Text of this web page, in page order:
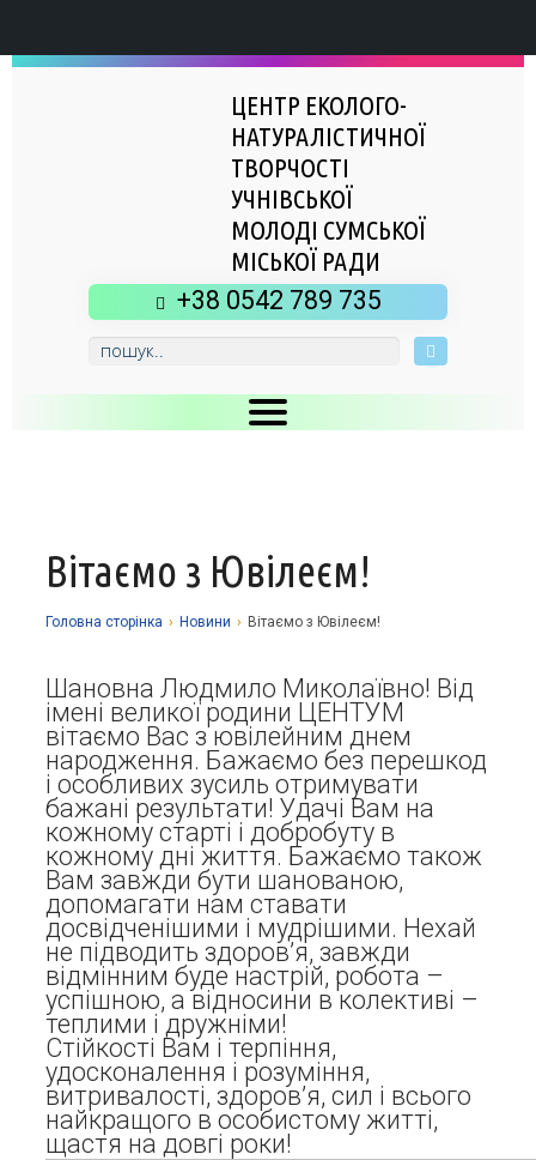
ЦЕНТР ЕКОЛОГО-
НАТУРАЛІСТИЧНОЇ
ТВОРЧОСТІ
УЧНІВСЬКОЇ
МОЛОДІ СУМСЬКОЇ
МІСЬКОЇ РАДИ
+38 0542 789 735
Про заклад
Історія
Музей
Наші досягнення
Фотоальбоми
Сторінка психолога
Річні звіти
Освітній процес
Дистанційне навчання
Академічна доброчесність
Нормативно-правова база
Програмне забезпечення
Науково-методичні матеріали
Виховна робота
Національно-патріотичне виховання
Організаційно-масова робота
Прозорість та відкритість
Фінансова звітність
Стаття 30 Закону України «Про освіту»
Атестація
Енергозбереження
Звернення громадян
Контакти
Вітаємо з Ювілеєм!
Головна сторiнка › Новини › Вітаємо з Ювілеєм!
Шановна Людмило Миколаївно! Від
імені великої родини ЦЕНТУМ
вітаємо Вас з ювілейним днем
народження. Бажаємо без перешкод
і особливих зусиль отримувати
бажані результати! Удачі Вам на
кожному старті і добробуту в
кожному дні життя. Бажаємо також
Вам завжди бути шанованою,
допомагати нам ставати
досвідченішими і мудрішими. Нехай
не підводить здоров’я, завжди
відмінним буде настрій, робота –
успішною, а відносини в колективі –
теплими і дружніми!
Стійкості Вам і терпіння,
удосконалення і розуміння,
витривалості, здоров’я, сил і всього
найкращого в особистому житті,
щастя на довгі роки!